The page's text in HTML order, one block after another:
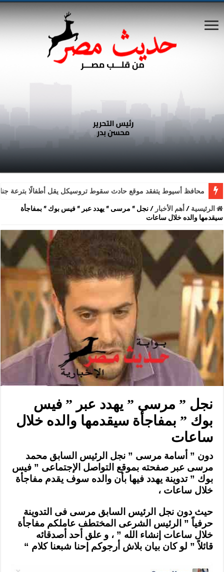
محافظ أسيوط يتفقد موقع حادث سقوط تروسيكل يقل أطفالًا بترعة
الرئيسية /أهم الأخبار /نجل ” مرسى ” يهدد عبر ” فيس بوك ” بمفاجأة
سيقدمها والده خلال ساعات
نجل ” مرسى ” يهدد عبر ” فيس
بوك ” بمفاجأة سيقدمها والده خلال
ساعات
دون ” أسامة مرسى ” نجل الرئيس السابق محمد
مرسى عبر صفحته بموقع التواصل الإجتماعى ” فيس
بوك ” تدوينة يهدد فيها بأن والده سوف يقدم مفاجأة
خلال ساعات ،
حيث دون نجل الرئيس السابق مرسى فى التدوينة
حرفياً ” الرئيس الشرعى المختطف عاملكم مفاجأة
خلال ساعات إنشاء الله ” ، و علق أحد أصدقائه
قائلاً ” لو كان بيان بلاش أرجوكم إحنا شبعنا كلام “